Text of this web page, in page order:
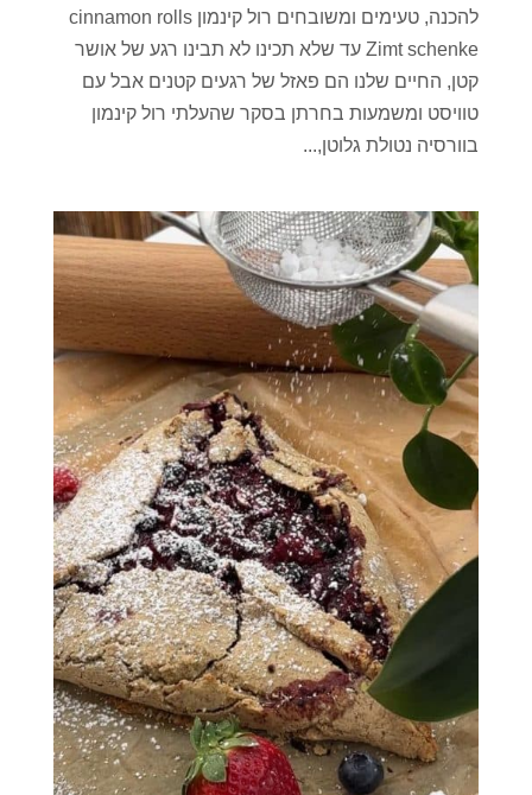
להכנה, טעימים ומשובחים רול קינמון cinnamon rolls
Zimt schenke עד שלא תכינו לא תבינו רגע של אושר
קטן, החיים שלנו הם פאזל של רגעים קטנים אבל עם
טוויסט ומשמעות בחרתן בסקר שהעלתי רול קינמון
בוורסיה נטולת גלוטן,...